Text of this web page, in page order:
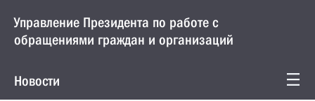
Управление Президента по работе с
обращениями граждан и организаций
Новости